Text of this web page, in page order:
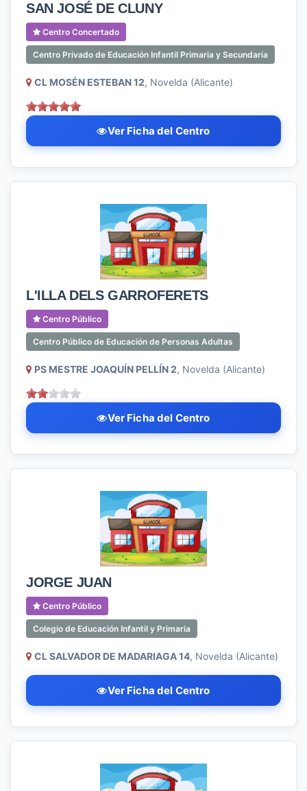
SAN JOSÉ DE CLUNY
Centro Concertado
Centro Privado de Educación Infantil Primaria y Secundaria
CL MOSÉN ESTEBAN 12, Novelda (Alicante)
Ver Ficha del Centro
L'ILLA DELS GARROFERETS
Centro Público
Centro Público de Educación de Personas Adultas
PS MESTRE JOAQUÍN PELLÍN 2, Novelda (Alicante)
Ver Ficha del Centro
JORGE JUAN
Centro Público
Colegio de Educación Infantil y Primaria
CL SALVADOR DE MADARIAGA 14, Novelda (Alicante)
Ver Ficha del Centro